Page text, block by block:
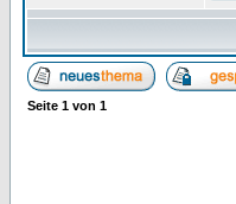
Seite 1 von 1